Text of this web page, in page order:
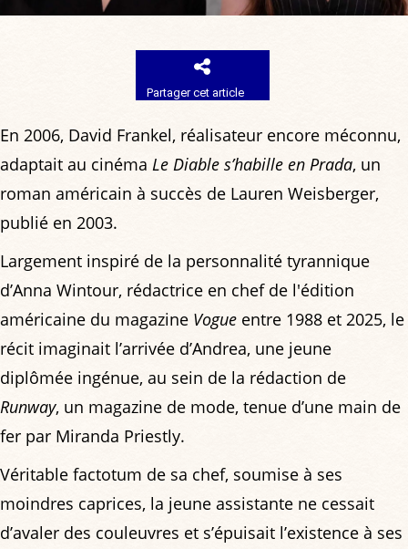
Partager cet article
En 2006, David Frankel, réalisateur encore méconnu,
adaptait au cinéma Le Diable s’habille en Prada, un
roman américain à succès de Lauren Weisberger,
publié en 2003.
Largement inspiré de la personnalité tyrannique
d’Anna Wintour, rédactrice en chef de l'édition
américaine du magazine Vogue entre 1988 et 2025, le
récit imaginait l’arrivée d’Andrea, une jeune
diplômée ingénue, au sein de la rédaction de
Runway, un magazine de mode, tenue d’une main de
fer par Miranda Priestly.
Véritable factotum de sa chef, soumise à ses
moindres caprices, la jeune assistante ne cessait
d’avaler des couleuvres et s’épuisait l’existence à ses